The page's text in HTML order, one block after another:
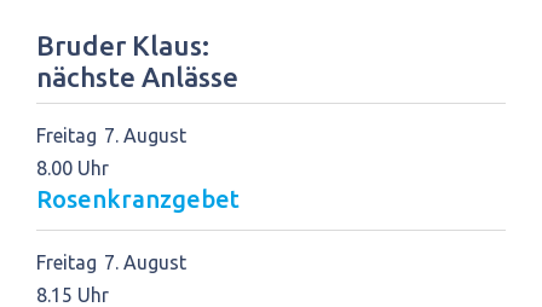
Bruder Klaus:
nächste Anlässe
Freitag 7 August
8.00 Uhr
Rosenkranzgebet
Freitag 7 August
8.15 Uhr